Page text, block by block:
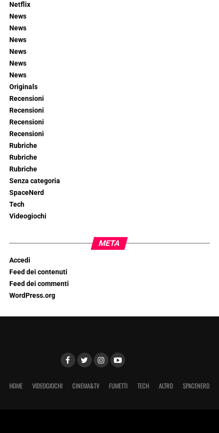
Netflix
News
News
News
News
News
News
Originals
Recensioni
Recensioni
Recensioni
Recensioni
Rubriche
Rubriche
Rubriche
Senza categoria
SpaceNerd
Tech
Videogiochi
META
Accedi
Feed dei contenuti
Feed dei commenti
WordPress.org
HOME VIDEOGIOCHI CINEMA&TV FUMETTI TECH ALTRO SPACENERD